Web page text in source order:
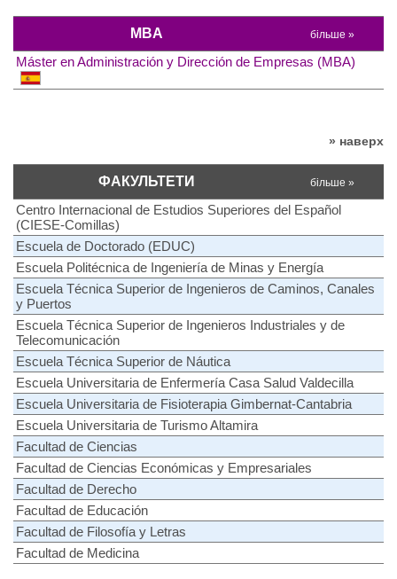
MBA більше »
Máster en Administración y Dirección de Empresas (MBA)
» наверх
ФАКУЛЬТЕТИ більше »
Centro Internacional de Estudios Superiores del Español
(CIESE-Comillas)
Escuela de Doctorado (EDUC)
Escuela Politécnica de Ingeniería de Minas y Energía
Escuela Técnica Superior de Ingenieros de Caminos, Canales
y Puertos
Escuela Técnica Superior de Ingenieros Industriales y de
Telecomunicación
Escuela Técnica Superior de Náutica
Escuela Universitaria de Enfermería Casa Salud Valdecilla
Escuela Universitaria de Fisioterapia Gimbernat-Cantabria
Escuela Universitaria de Turismo Altamira
Facultad de Ciencias
Facultad de Ciencias Económicas y Empresariales
Facultad de Derecho
Facultad de Educación
Facultad de Filosofía y Letras
Facultad de Medicina